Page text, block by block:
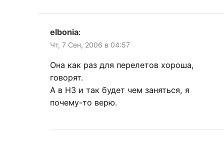
elbonia:
Чт, 7 Сен, 2006 в 04:57
Она как раз для перелетов хороша,
говорят.
А в НЗ и так будет чем заняться, я
почему-то верю.